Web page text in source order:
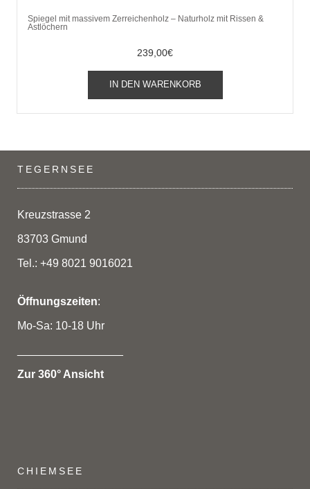
Spiegel mit massivem Zerreichenholz – Naturholz mit Rissen &
Astlöchern
239,00€
IN DEN WARENKORB
TEGERNSEE
Kreuzstrasse 2
83703 Gmund
Tel.: +49 8021 9016021
Öffnungszeiten:
Mo-Sa: 10-18 Uhr
Zur 360° Ansicht
CHIEMSEE